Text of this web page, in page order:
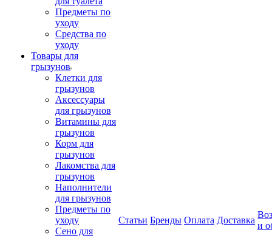
Предметы по
уходу
Средства по
уходу
Товары для
грызунов
Клетки для
грызунов
Аксессуары
для грызунов
Витамины для
грызунов
Корм для
грызунов
Лакомства для
грызунов
Наполнители
для грызунов
Предметы по
уходу
Сено для
Статьи Бренды Оплата Доставка
и